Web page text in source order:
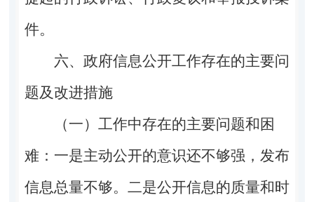
件。
六、政府信息公开工作存在的主要问
题及改进措施
（一）工作中存在的主要问题和困
难： 一是主动公开的意识还不够强，发布
信息总量不够。 二是公开信息的质量和时